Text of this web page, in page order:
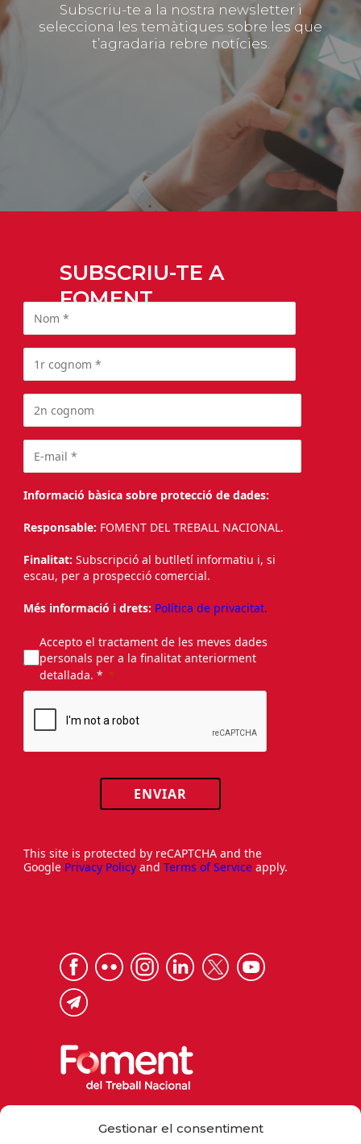
Gestionar el consentiment
Subscriu-te a la nostra newsletter i
selecciona les temàtiques sobre les que
t’agradaria rebre notícies.
SUBSCRIU-TE A
FOMENT
Informació bàsica sobre protecció de dades:
Responsable: FOMENT DEL TREBALL NACIONAL.
Finalitat: Subscripció al butlletí informatiu i, si
escau, per a prospecció comercial.
Més informació i drets: Política de privacitat.
Accepto el tractament de les meves dades
personals per a la finalitat anteriorment
detallada. *
ENVIAR
This site is protected by reCAPTCHA and the
Google Privacy Policy and Terms of Service apply.